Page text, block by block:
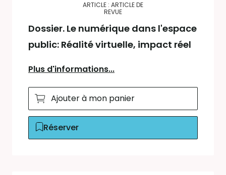
ARTICLE : ARTICLE DE
REVUE
Dossier. Le numérique dans l'espace
public: Réalité virtuelle, impact réel
Plus d'informations...
Ajouter à mon panier
Réserver